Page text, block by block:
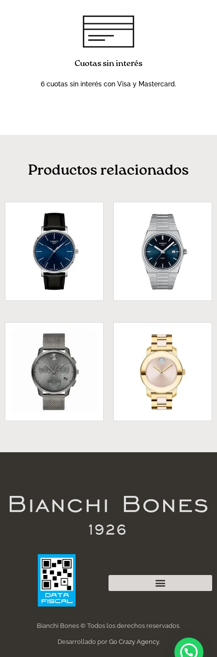
Cuotas sin interés
6 cuotas sin interés con Visa y Mastercard.
Productos relacionados
Bianchi Bones © Todos los derechos reservados.
Desarrollado por Go Crazy Agency.